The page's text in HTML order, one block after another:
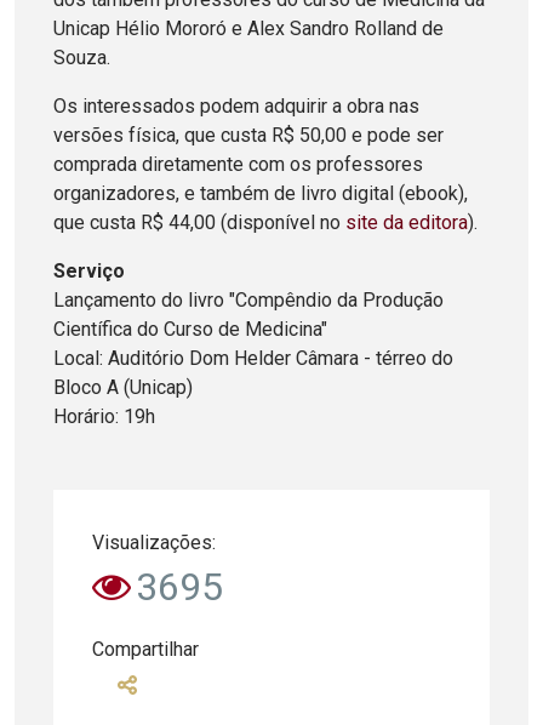
Unicap Hélio Mororó e Alex Sandro Rolland de
Souza.
Os interessados podem adquirir a obra nas
versões física, que custa R$ 50,00 e pode ser
comprada diretamente com os professores
organizadores, e também de livro digital (ebook),
que custa R$ 44,00 (disponível no site da editora).
Serviço
Lançamento do livro "Compêndio da Produção
Científica do Curso de Medicina"
Local: Auditório Dom Helder Câmara - térreo do
Bloco A (Unicap)
Horário: 19h
Visualizações:
3695
Compartilhar